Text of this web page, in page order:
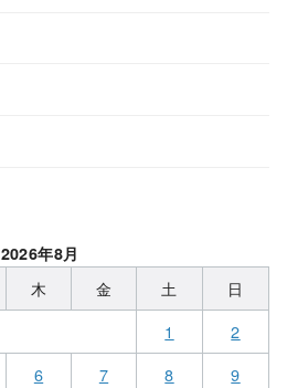
2026年8月
木 金 土
日
1
2
6 7 8
9